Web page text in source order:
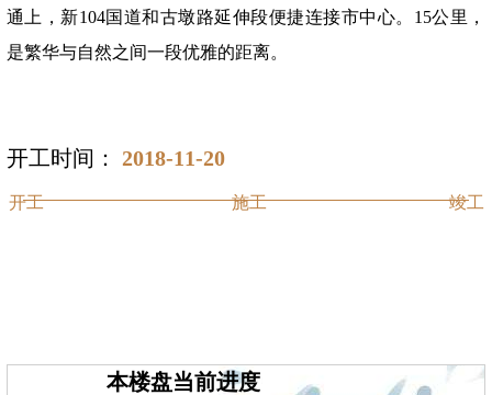
通上，新104国道和古墩路延伸段便捷连接市中心。15公里，
是繁华与自然之间一段优雅的距离。
开工时间： 2018-11-20
开工 施工 竣工
本楼盘当前进度